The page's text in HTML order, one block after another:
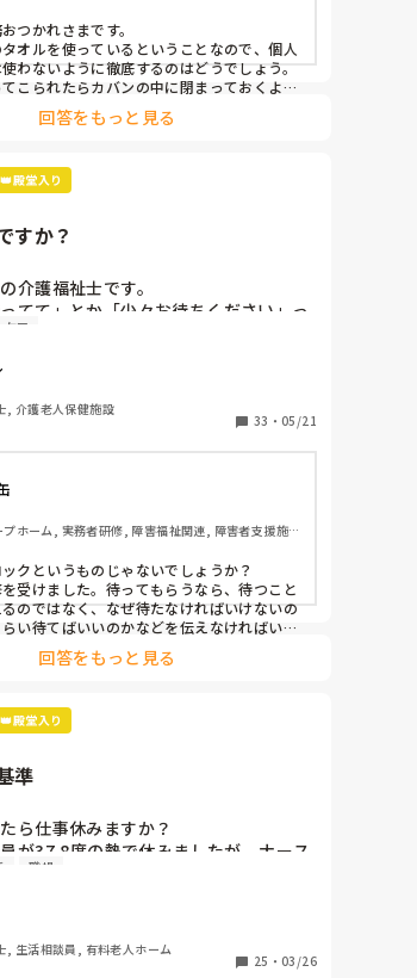
つかれさまです。
オルを使っているということなので、個人
わないように徹底するのはどうでしょう。
こられたらカバンの中に閉まっておくよう
回答をもっと見る
👑殿堂入り
すか？
介護福祉士です。
ってて」とか「少々お待ちください」っ
いませんか？私の施設ではこの言葉は
じ枠組みです。
言葉ですか？むしろ必要な言葉だと思う
がでしょう？
ケア
, 介護老人保健施設
33 ・ 05/21
プホーム, 実務者研修, 障害福祉関連, 障害者支援施
クというものじゃないでしょうか？
受けました。待ってもらうなら、待つこと
のではなく、なぜ待たなければいけないの
い待てばいいのかなどを伝えなければいけ
今、〜さんのお手伝いしてるから終わったら
いときもありますけどね。
回答をもっと見る
👑殿堂入り
準
ら仕事休みますか？
が37.8度の熱で休みましたが、ナース
くらいで休む？私なら休まない。甘え
(平熱が低く微熱でもしんどいので)
聞きたいです。
職場
, 生活相談員, 有料老人ホーム
25 ・ 03/26